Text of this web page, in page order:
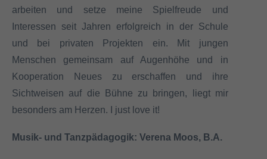
arbeiten und setze meine Spielfreude und
Interessen seit Jahren erfolgreich in der Schule
und bei privaten Projekten ein. Mit jungen
Menschen gemeinsam auf Augenhöhe und in
Kooperation Neues zu erschaffen und ihre
Sichtweisen auf die Bühne zu bringen, liegt mir
besonders am Herzen. I just love it!
Musik- und Tanzpädagogik: Verena Moos, B.A.